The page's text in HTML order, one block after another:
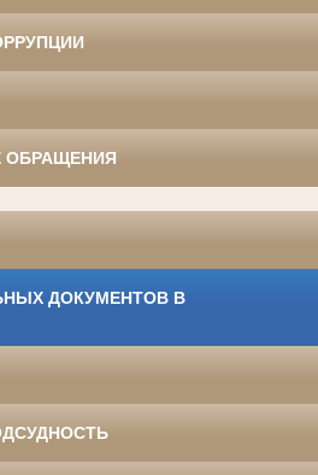
ОБРАЩЕНИЯ
ДОКУМЕНТОВ В